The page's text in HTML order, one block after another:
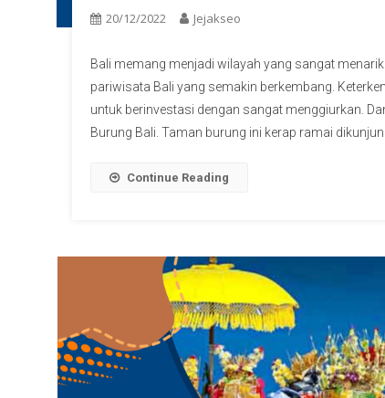
20/12/2022 Jejakseo
Bali memang menjadi wilayah yang sangat
pariwisata Bali yang semakin berkembang.
untuk berinvestasi dengan sangat menggiurkan.
Burung Bali. Taman burung ini kerap ramai
Continue Reading